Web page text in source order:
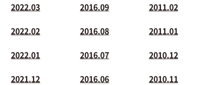
2022.03
2022.02
2022.01
2021.12
2016.09
2016.08
2016.07
2016.06
2011.02
2011.01
2010.12
2010.11